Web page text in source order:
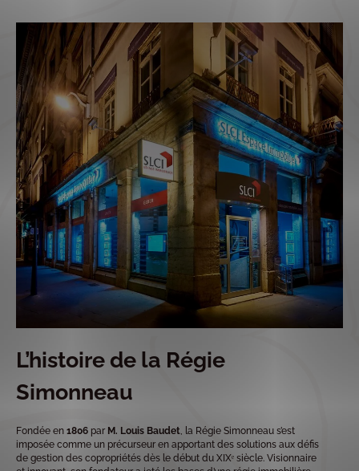
L’histoire de la Régie
Simonneau
Fondée en 1806 par M. Louis Baudet, la Régie Simonneau s’est
imposée comme un précurseur en apportant des solutions aux défis
de gestion des copropriétés dès le début du XIXᵉ siècle. Visionnaire